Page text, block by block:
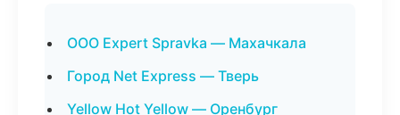
ООО Expert Spravka — Махачкала
Город Net Express — Тверь
Yellow Hot Yellow — Оренбург